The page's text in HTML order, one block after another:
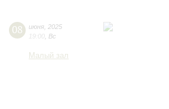
08 июня 2025
19:00 Вс
Малый зал